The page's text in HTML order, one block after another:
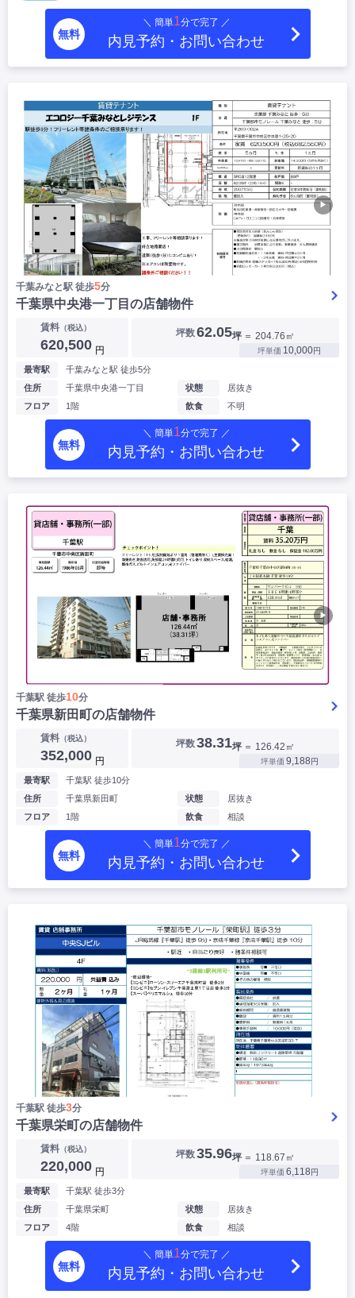
無料
＼ 簡単1分で完了 ／
内見予約・お問い合わせ
▶
千葉みなと駅 徒歩5分
千葉県中央港一丁目の店舗物件
賃料（税込）
620,500 円
坪数62.05坪 ＝ 204.76㎡
坪単価 10,000円
最寄駅
千葉みなと駅 徒歩5分
住所
千葉県中央港一丁目
フロア
1階
状態
居抜き
飲食
不明
無料
＼ 簡単1分で完了 ／
内見予約・お問い合わせ
▶
千葉駅 徒歩10分
千葉県新田町の店舗物件
賃料（税込）
352,000 円
坪数38.31坪 ＝ 126.42㎡
坪単価 9,188円
最寄駅
千葉駅 徒歩10分
住所
千葉県新田町
フロア
1階
状態
居抜き
飲食
相談
無料
＼ 簡単1分で完了 ／
内見予約・お問い合わせ
千葉駅 徒歩3分
千葉県栄町の店舗物件
賃料（税込）
220,000 円
坪数35.96坪 ＝ 118.67㎡
坪単価 6,118円
最寄駅
千葉駅 徒歩3分
住所
千葉県栄町
フロア
4階
状態
居抜き
飲食
相談
無料
＼ 簡単1分で完了 ／
内見予約・お問い合わせ